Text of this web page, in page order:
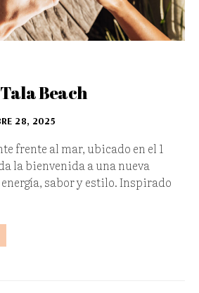
Beach
28, 2025
frente al mar, ubicado en el 1
la bienvenida a una nueva
sabor y estilo. Inspirado